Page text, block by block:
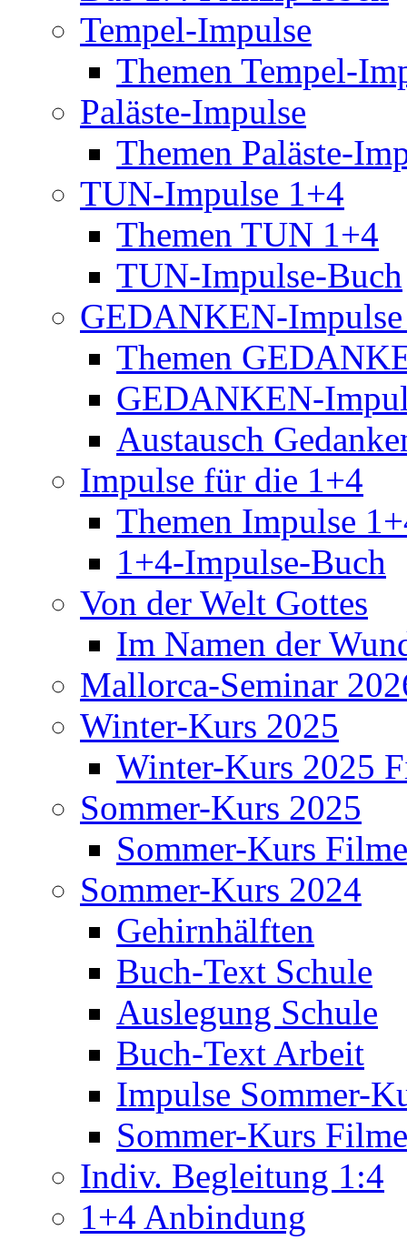
Tempel-Impulse
Themen Tempel-
Paläste-Impulse
Themen Paläste-
TUN-Impulse 1+4
Themen TUN 1+4
TUN-Impulse-Buch
GEDANKEN-
Themen
GEDANKEN-
Austausch
Impulse für die 1+4
Themen Impulse
1+4-Impulse-Buch
Von der Welt Gottes
Im Namen der
Mallorca-Seminar
Winter-Kurs 2025
Winter-Kurs 2025
Sommer-Kurs 2025
Sommer-Kurs Filme
Sommer-Kurs 2024
Gehirnhälften
Buch-Text Schule
Auslegung Schule
Buch-Text Arbeit
Impulse Sommer-
Sommer-Kurs Filme
Indiv. Begleitung 1:4
1+4 Anbindung